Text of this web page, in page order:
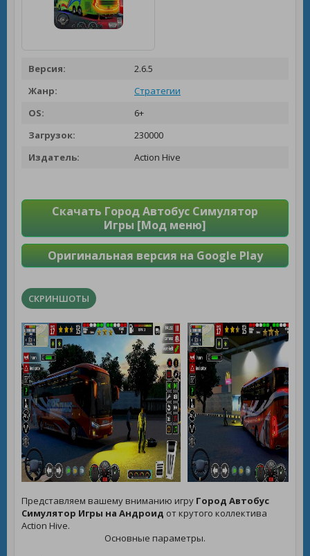
Версия:
2.6.5
Жанр:
Стратегии
OS:
6+
Загрузок:
230000
Издатель:
Action Hive
Скачать Город Автобус Симулятор
Игры [Мод меню]
Оригинальная версия на Google Play
СКРИНШОТЫ
Представляем вашему вниманию игру Город Автобус
Симулятор Игры на Андроид от крутого коллектива
Action Hive.
Основные параметры.